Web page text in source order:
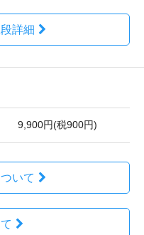
詳細
9,900円(税900円)
いて